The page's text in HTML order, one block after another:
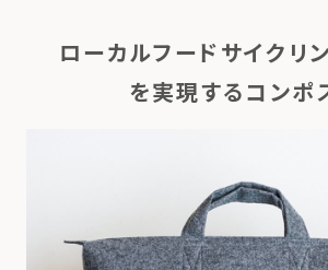
ローカルフードサイクリン
を実現するコンポ